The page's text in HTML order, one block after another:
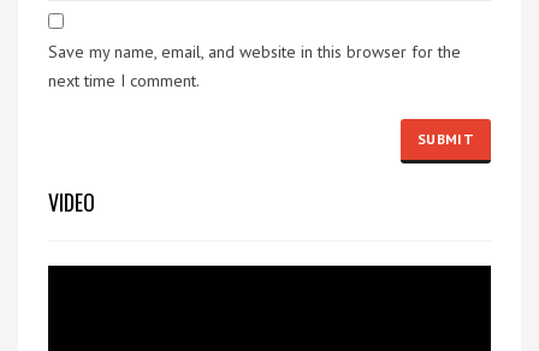
Save my name, email, and website in this browser for the
next time I comment.
VIDEO